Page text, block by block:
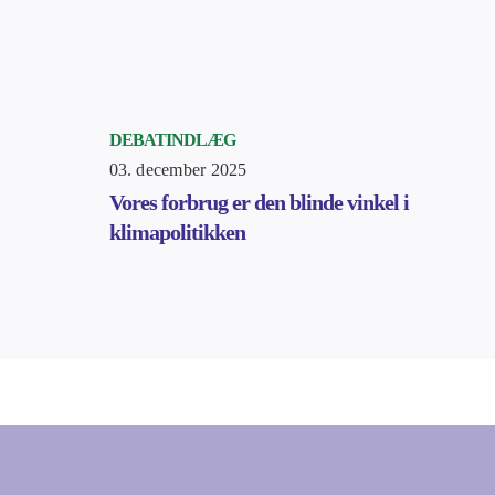
DEBATINDLÆG
03. december 2025
Vores forbrug er den blinde vinkel i
klimapolitikken